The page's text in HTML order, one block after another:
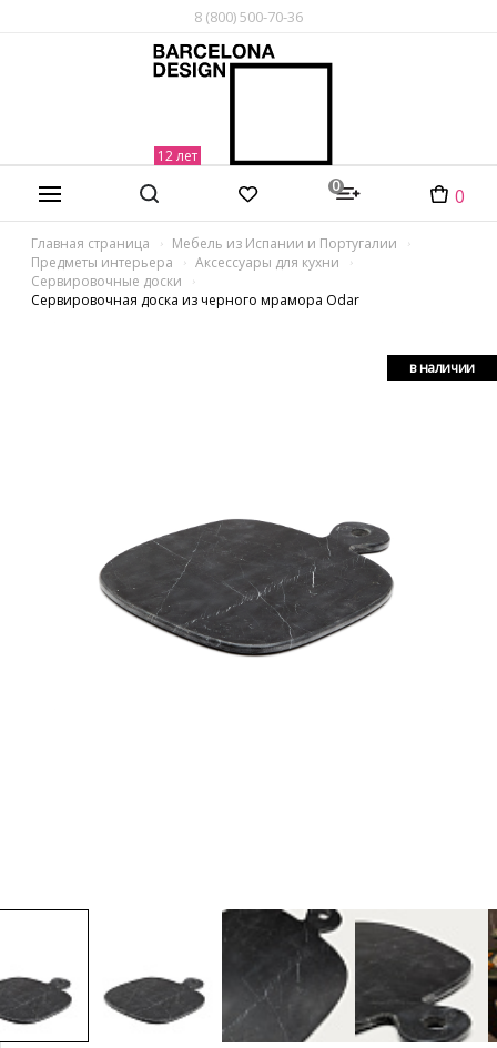
8 (800) 500-70-36
0 0
Главная страница
Мебель из Испании и Португалии
Предметы интерьера
Аксессуары для кухни
Сервировочные доски
Сервировочная доска из черного мрамора Odar
в наличии